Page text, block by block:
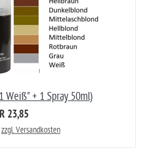
Weiß" + 1 Spray 50ml)
23,85
zzgl. Versandkosten